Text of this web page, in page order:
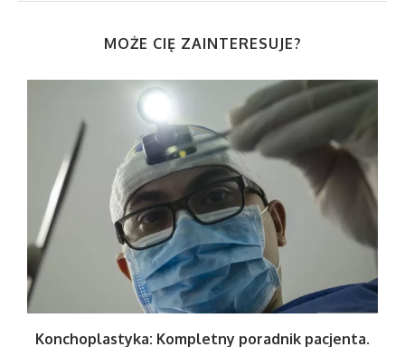
MOŻE CIĘ ZAINTERESUJE?
Konchoplastyka: Kompletny poradnik pacjenta.